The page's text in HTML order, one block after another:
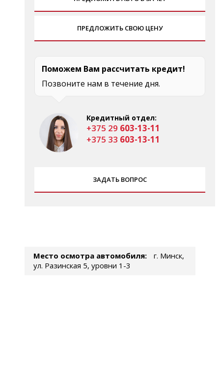
ПРЕДЛОЖИТЬ СВОЮ ЦЕНУ
Поможем Вам рассчитать кредит!
Позвоните нам в течение дня.
Кредитный отдел:
+375 29 603-13-11
+375 33 603-13-11
ЗАДАТЬ ВОПРОС
Место осмотра автомобиля:
г. Минск,
ул. Разинская 5, уровни 1-3